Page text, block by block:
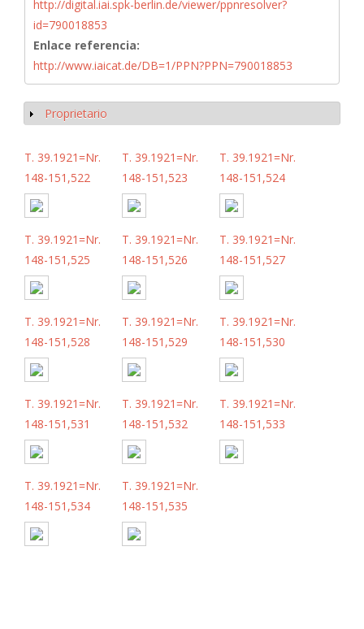
http://digital.iai.spk-berlin.de/viewer/ppnresolver?
id=790018853
Enlace referencia:
http://www.iaicat.de/DB=1/PPN?PPN=790018853
Mostrar
Proprietario
T. 39.1921=Nr.
148-151,522
T. 39.1921=Nr.
148-151,523
T. 39.1921=Nr.
148-151,524
T. 39.1921=Nr.
148-151,525
T. 39.1921=Nr.
148-151,526
T. 39.1921=Nr.
148-151,527
T. 39.1921=Nr.
148-151,528
T. 39.1921=Nr.
148-151,529
T. 39.1921=Nr.
148-151,530
T. 39.1921=Nr.
148-151,531
T. 39.1921=Nr.
148-151,532
T. 39.1921=Nr.
148-151,533
T. 39.1921=Nr.
148-151,534
T. 39.1921=Nr.
148-151,535